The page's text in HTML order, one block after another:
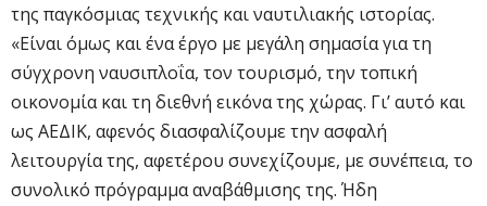
της παγκόσμιας τεχνικής και ναυτιλιακής ιστορίας.
«Είναι όμως και ένα έργο με μεγάλη σημασία για τη
σύγχρονη ναυσιπλοΐα, τον τουρισμό, την τοπική
οικονομία και τη διεθνή εικόνα της χώρας. Γι’ αυτό και
ως ΑΕΔΙΚ, αφενός διασφαλίζουμε την ασφαλή
λειτουργία της, αφετέρου συνεχίζουμε, με συνέπεια, το
συνολικό πρόγραμμα αναβάθμισης της. Ήδη